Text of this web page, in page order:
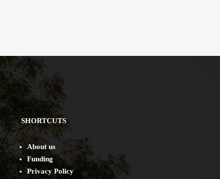
SHORTCUTS
About us
Funding
Privacy Policy